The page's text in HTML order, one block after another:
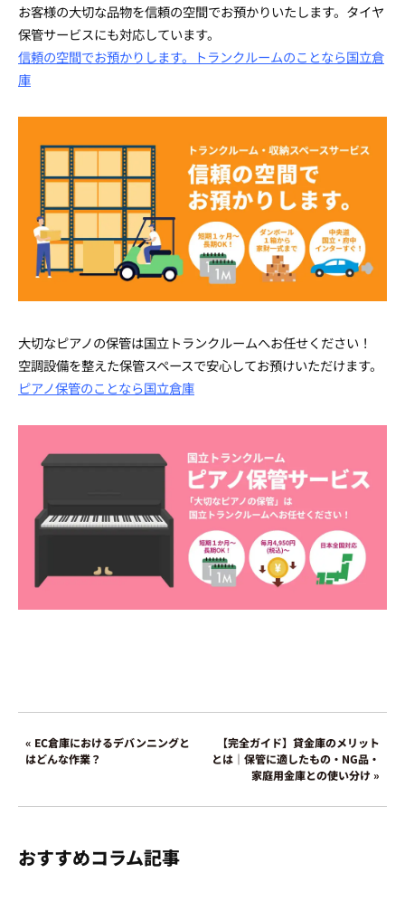
お客様の大切な品物を信頼の空間でお預かりいたします。タイヤ
保管サービスにも対応しています。
信頼の空間でお預かりします。トランクルームのことなら国立倉
庫
大切なピアノの保管は国立トランクルームへお任せください！
空調設備を整えた保管スペースで安心してお預けいただけます。
ピアノ保管のことなら国立倉庫
【完全ガイド】貸金庫のメリット
とは｜保管に適したもの・NG品・
家庭用金庫との使い分け »
« EC倉庫におけるデバンニングと
はどんな作業？
おすすめコラム記事